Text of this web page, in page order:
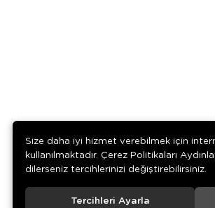
Size daha iyi hizmet verebilmek için
kullanılmaktadır. Çerez Politikaları
dilerseniz tercihlerinizi değiştirebilirsiniz.
Tercihleri Ayarla